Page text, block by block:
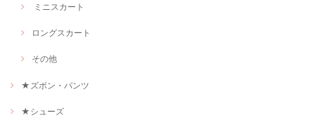
ミニスカート
ロングスカート
その他
★ズボン・パンツ
★シューズ